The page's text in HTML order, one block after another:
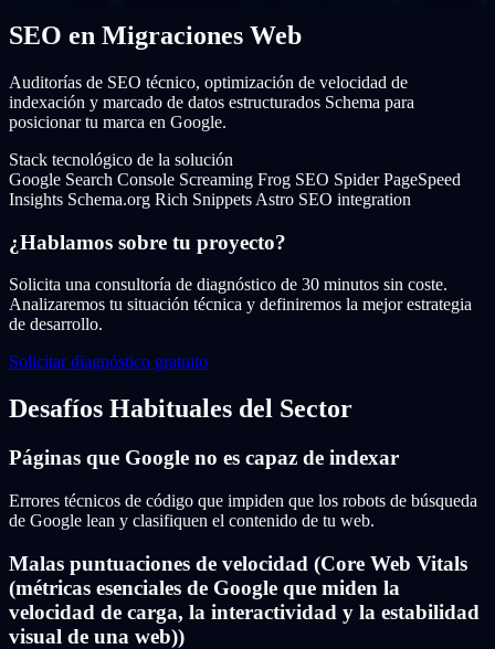
SEO en Migraciones Web
Auditorías de SEO técnico, optimización de velocidad de
indexación y marcado de datos estructurados Schema para
posicionar tu marca en Google.
Stack tecnológico de la solución
Google Search Console Screaming Frog SEO SpiderPageSpeed
Insights Schema.org Rich Snippets Astro SEO integration
¿Hablamos sobre tu proyecto?
Solicita una consultoría de diagnóstico de 30 minutos sin coste.
Analizaremos tu situación técnica y definiremos la mejor estrategia
de desarrollo.
Solicitar diagnóstico gratuito
Desafíos Habituales del Sector
Páginas que Google no es capaz de indexar
Errores técnicos de código que impiden que los robots de búsqueda
de Google lean y clasifiquen el contenido de tu web.
Malas puntuaciones de velocidad (Core Web Vitals
(métricas esenciales de Google que miden la
velocidad de carga, la interactividad y la estabilidad
visual de una web))